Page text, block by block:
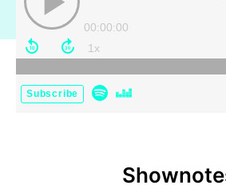
00:00:00
Subscribe